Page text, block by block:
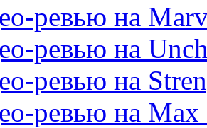
ревью на
ревью на
ревью на
ревью на Max